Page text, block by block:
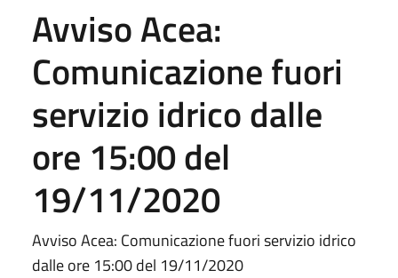
Avviso Acea:
Comunicazione fuori
servizio idrico dalle
ore 15:00 del
19/11/2020
Avviso Acea: Comunicazione fuori servizio idrico
dalle ore 15:00 del 19/11/2020